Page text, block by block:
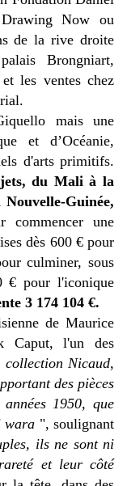
Now ou
de la rive droite
Brongniart,
les ventes chez
mais une
et d’Océanie,
d'arts primitifs.
du Mali à la
Guinée,
commencer une
dès 600 € pour
culminer, sous
€ pour l'iconique
3 174 104 €.
de Maurice
Caput, l'un des
collection Nicaud,
des pièces
1950, que
wara ", soulignant
ils ne sont ni
et leur côté